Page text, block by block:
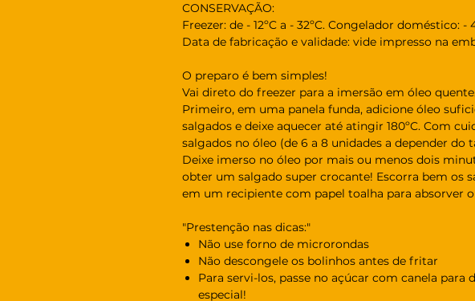
CONSERVAÇÃO:
Freezer: de - 12ºC a - 32ºC. Congelador doméstico: -
Data de fabricação e validade: vide impresso na
O preparo é bem simples!
Vai direto do freezer para a imersão em óleo
Primeiro, em uma panela funda, adicione óleo
salgados e deixe aquecer até atingir 180ºC. Com
salgados no óleo (de 6 a 8 unidades a depender do
Deixe imerso no óleo por mais ou menos dois
obter um salgado super crocante! Escorra bem os
em um recipiente com papel toalha para absorver o
"Prestenção nas dicas:"
Não use forno de microrondas
Não descongele os bolinhos antes de fritar
Para servi-los, passe no açúcar com canela para
especial!